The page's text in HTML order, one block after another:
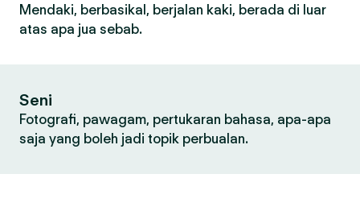
Mendaki, berbasikal, berjalan kaki, berada di luar
atas apa jua sebab.
Seni
Fotografi, pawagam, pertukaran bahasa, apa-apa
saja yang boleh jadi topik perbualan.